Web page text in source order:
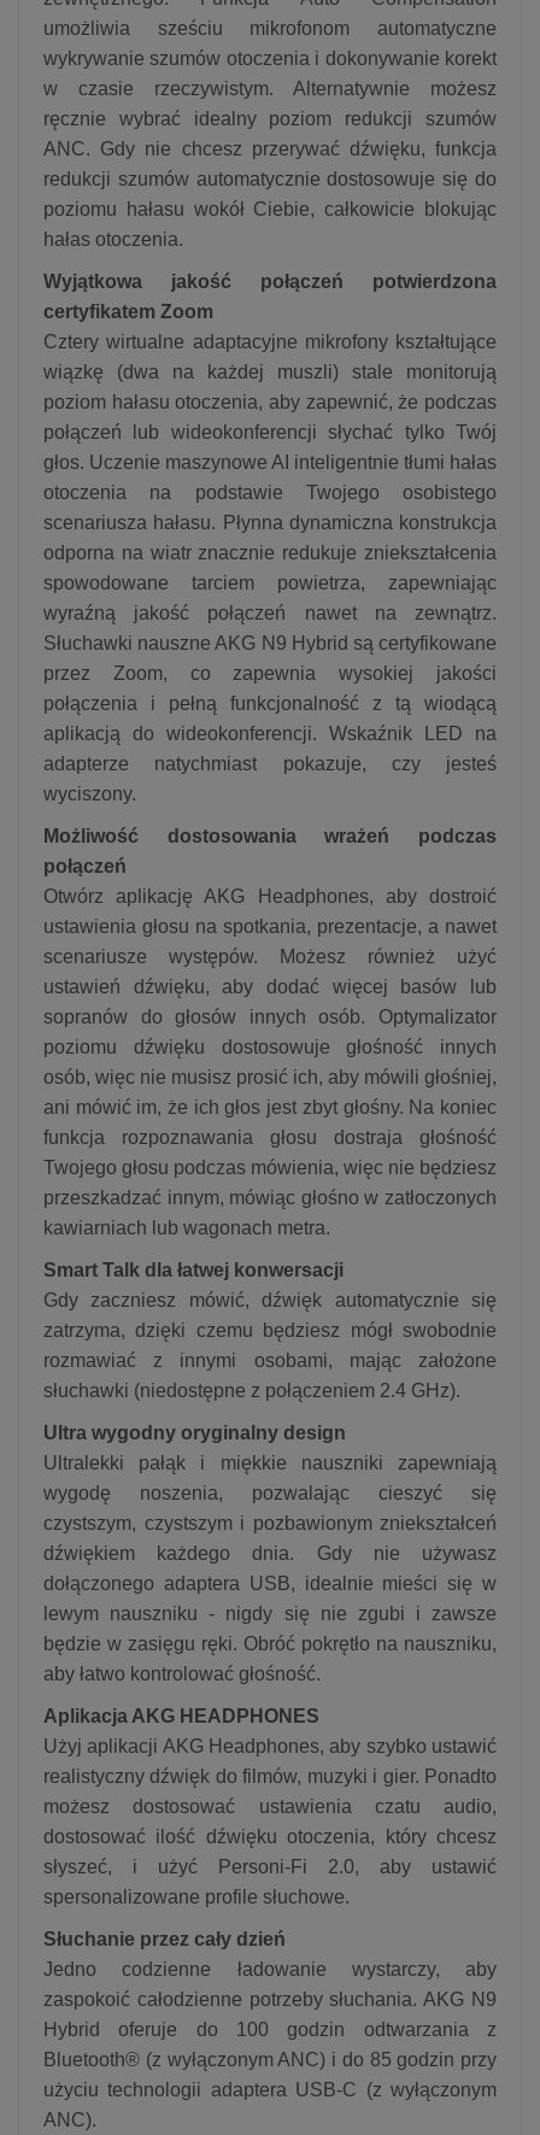
umożliwia sześciu mikrofonom automatyczne
wykrywanie szumów otoczenia i dokonywanie korekt
w czasie rzeczywistym. Alternatywnie możesz
ręcznie wybrać idealny poziom redukcji szumów
ANC. Gdy nie chcesz przerywać dźwięku, funkcja
redukcji szumów automatycznie dostosowuje się do
poziomu hałasu wokół Ciebie, całkowicie blokując
hałas otoczenia.
Wyjątkowa jakość połączeń potwierdzona
certyfikatem Zoom
Cztery wirtualne adaptacyjne mikrofony kształtujące
wiązkę (dwa na każdej muszli) stale monitorują
poziom hałasu otoczenia, aby zapewnić, że podczas
połączeń lub wideokonferencji słychać tylko Twój
głos. Uczenie maszynowe AI inteligentnie tłumi hałas
otoczenia na podstawie Twojego osobistego
scenariusza hałasu. Płynna dynamiczna konstrukcja
odporna na wiatr znacznie redukuje zniekształcenia
spowodowane tarciem powietrza, zapewniając
wyraźną jakość połączeń nawet na zewnątrz.
Słuchawki nauszne AKG N9 Hybrid są certyfikowane
przez Zoom, co zapewnia wysokiej jakości
połączenia i pełną funkcjonalność z tą wiodącą
aplikacją do wideokonferencji. Wskaźnik LED na
adapterze natychmiast pokazuje, czy jesteś
wyciszony.
Możliwość dostosowania wrażeń podczas
połączeń
Otwórz aplikację AKG Headphones, aby dostroić
ustawienia głosu na spotkania, prezentacje, a nawet
scenariusze występów. Możesz również użyć
ustawień dźwięku, aby dodać więcej basów lub
sopranów do głosów innych osób. Optymalizator
poziomu dźwięku dostosowuje głośność innych
osób, więc nie musisz prosić ich, aby mówili głośniej,
ani mówić im, że ich głos jest zbyt głośny. Na koniec
funkcja rozpoznawania głosu dostraja głośność
Twojego głosu podczas mówienia, więc nie będziesz
przeszkadzać innym, mówiąc głośno w zatłoczonych
kawiarniach lub wagonach metra.
Smart Talk dla łatwej konwersacji
Gdy zaczniesz mówić, dźwięk automatycznie się
zatrzyma, dzięki czemu będziesz mógł swobodnie
rozmawiać z innymi osobami, mając założone
słuchawki (niedostępne z połączeniem 2.4 GHz).
Ultra wygodny oryginalny design
Ultralekki pałąk i miękkie nauszniki zapewniają
wygodę noszenia, pozwalając cieszyć się
czystszym, czystszym i pozbawionym zniekształceń
dźwiękiem każdego dnia. Gdy nie używasz
dołączonego adaptera USB, idealnie mieści się w
lewym nauszniku - nigdy się nie zgubi i zawsze
będzie w zasięgu ręki. Obróć pokrętło na nauszniku,
aby łatwo kontrolować głośność.
Aplikacja AKG HEADPHONES
Użyj aplikacji AKG Headphones, aby szybko ustawić
realistyczny dźwięk do filmów, muzyki i gier. Ponadto
możesz dostosować ustawienia czatu audio,
dostosować ilość dźwięku otoczenia, który chcesz
słyszeć, i użyć Personi-Fi 2.0, aby ustawić
spersonalizowane profile słuchowe.
Słuchanie przez cały dzień
Jedno codzienne ładowanie wystarczy, aby
zaspokoić całodzienne potrzeby słuchania. AKG N9
Hybrid oferuje do 100 godzin odtwarzania z
Bluetooth® (z wyłączonym ANC) i do 85 godzin przy
użyciu technologii adaptera USB-C (z wyłączonym
ANC).